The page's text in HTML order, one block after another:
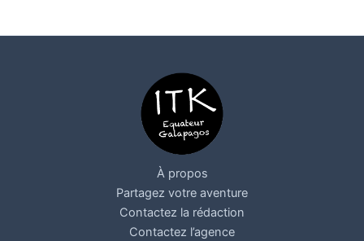
À propos
Partagez votre aventure
Contactez la rédaction
Contactez l’agence